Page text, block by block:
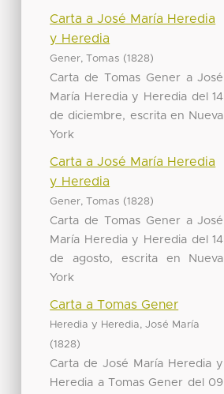
Carta a José María Heredia
y Heredia
Gener, Tomas (1828)
Carta de Tomas Gener a José
María Heredia y Heredia del 14
de diciembre, escrita en Nueva
York
Carta a José María Heredia
y Heredia
Gener, Tomas (1828)
Carta de Tomas Gener a José
María Heredia y Heredia del 14
de agosto, escrita en Nueva
York
Carta a Tomas Gener
Heredia y Heredia, José María
(1828)
Carta de José María Heredia y
Heredia a Tomas Gener del 09